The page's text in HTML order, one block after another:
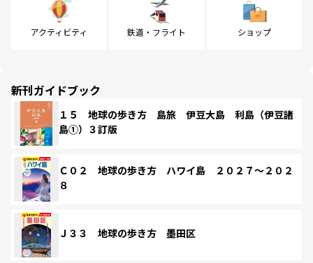
アクティビティ 鉄道・フライト ショップ
新刊ガイドブック
１５ 地球の歩き方 島旅 伊豆大島 利島（伊豆諸
島①）３訂版
Ｃ０２ 地球の歩き方 ハワイ島 ２０２７～２０２
８
Ｊ３３ 地球の歩き方 墨田区